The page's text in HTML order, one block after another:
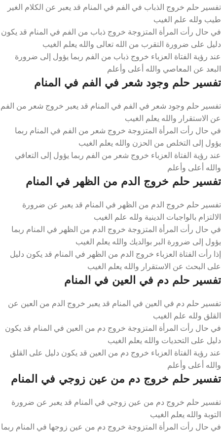
تفسير حلم خروج الذباب في الفم في المنام قد يعبر عن الكلام الغير
طيب ولله علم الغيب
في حال رأت المرأة المتزوجة خروج ذباب من الفم في المنام قد يكون
دليل على ضرورة التقرب من الله تعالى والله يعلم الغيب
عند رؤية الفتاة العزباء خروج ذباب من الفم ربما يؤول إلى ضرورة
البعد عن المعاصي والله أعلى وأعلم
تفسير حلم وجود شعر في الفم في المنام
تفسير حلم وجود شعر في الفم في المنام قد يعبر خروج شعر من الفم
عن الاستقرار والله يعلم الغيب
في حال رأت المرأة المتزوجة خروج شعر من الفم في المنام ربما
يؤول إلى التخلص من الحزن والله يعلم الغيب
عند رؤية الفتاة العزباء خروج شعر من الفم ربما يؤول إلى التعافي
والله أعلى وأعلم
تفسير حلم خروج الدم من الظهر في المنام
تفسير حلم خروج الدم من الظهر في المنام قد يعبر عن ضرورة
الالتزام بالواجبات الدينية ولله علم الغيب
في حال رأت المرأة المتزوجة خروج الدم من الظهر في المنام ربما
يؤول إلى ضرورة البر بوالديك والله يعلم الغيب
إذا رأت الفتاة العزباء خروج الدم من الظهر في المنام قد يكون دليل
على البحث عن الاستقرار والله يعلم الغيب
تفسير حلم دم في العين في المنام
تفسير حلم دم في العين في المنام قد يعبر خروج الدم من العين عن
القلق ولله علم الغيب
في حال رأت المرأة المتزوجة خروج دم من العين في المنام قد يكون
دليل على التحديات والله يعلم الغيب
عند رؤية الفتاة العزباء خروج دم من العين قد يكون دليل على القلق
والله أعلى وأعلم
تفسير حلم خروج دم من عين زوجي في المنام
تفسير حلم خروج دم من عين زوجي في المنام قد يعبر عن ضرورة
التوبة والله يعلم الغيب
في حال رأت المرأة المتزوجة خروج دم من عين زوجها في المنام ربما